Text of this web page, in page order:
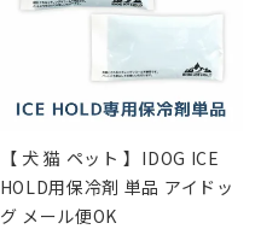
【 犬 猫 ペット 】IDOG ICE
HOLD用保冷剤 単品 アイドッ
グ メール便OK